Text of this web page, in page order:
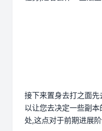
接下来置身去打之面
以让您去决定一些副
处,这点对于前期进展